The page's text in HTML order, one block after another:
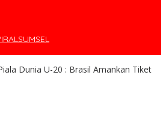
Dunia U-20 : Brasil Amankan Tiket